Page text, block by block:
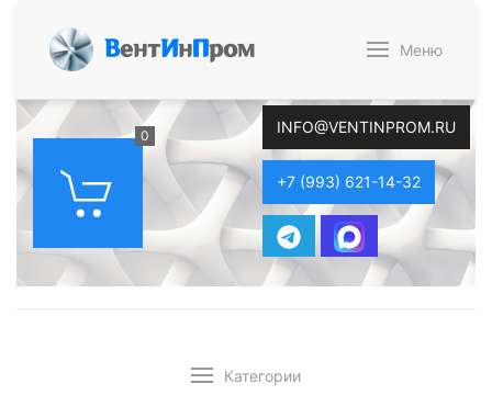
ВентИнПром Меню
0 INFO@VENTINPROM.RU
+7 (993) 621-14-32
Категории